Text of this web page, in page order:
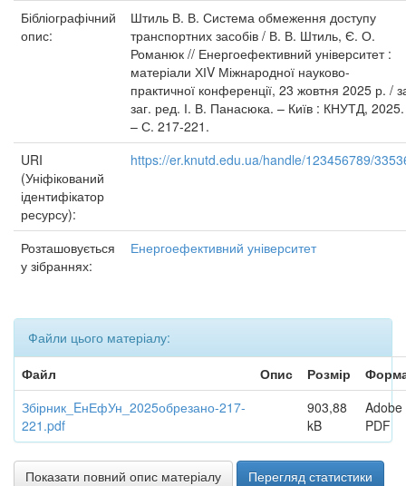
Бібліографічний
опис:
Штиль В. В. Система обмеження доступу
транспортних засобів / В. В. Штиль, Є. О.
Романюк // Енергоефективний університет :
матеріали ХІV Міжнародної науково-
практичної конференції, 23 жовтня 2025 р. /
заг. ред. І. В. Панасюка. – Київ : КНУТД, 2025.
– С. 217-221.
URI
(Уніфікований
ідентифікатор
ресурсу):
https://er.knutd.edu.ua/handle/123456789/
Розташовується
у зібраннях:
Енергоефективний університет
Файли цього матеріалу:
Файл
Опис Розмір
Збірник_EнЕфУн_2025обрезано-217-
221.pdf
903,88
kB
Adobe
PDF
Показати повний опис матеріалу Перегляд статистики